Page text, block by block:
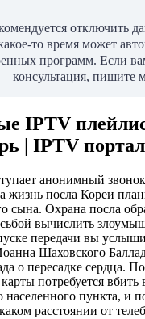
отключить
то время может
программ. Если
консультация, пишите
IPTV
| IPTV портал
анонимный
жизнь посла Кореи
сына. Охрана посла
вычислить
передачи вы
Шаховского
о пересадке сердца.
потребуется
населенного пункта, и
расстоянии от